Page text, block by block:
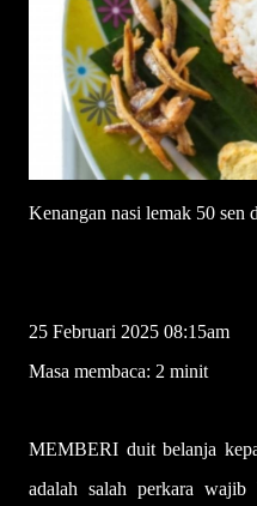
Kenangan nasi lemak 50 sen
25 Februari 2025 08:15am
Masa membaca: 2 minit
MEMBERI duit belanja
adalah salah perkara